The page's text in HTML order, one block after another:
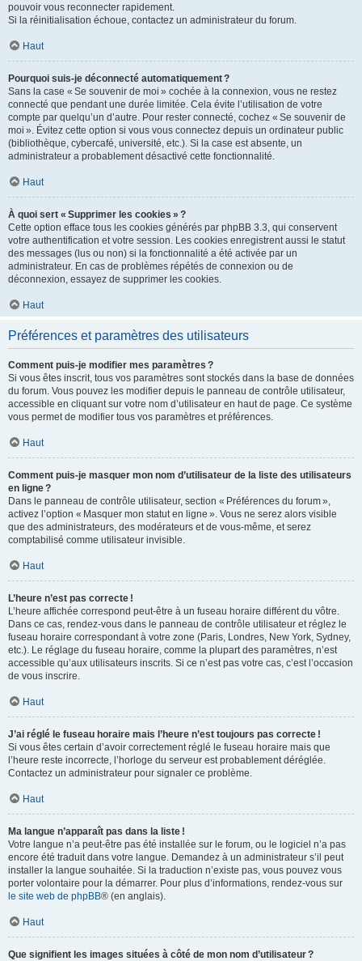
pouvoir vous reconnecter rapidement.
Si la réinitialisation échoue, contactez un administrateur du forum.
Haut
Pourquoi suis-je déconnecté automatiquement ?
Sans la case « Se souvenir de moi » cochée à la connexion, vous ne restez
connecté que pendant une durée limitée. Cela évite l’utilisation de votre
compte par quelqu’un d’autre. Pour rester connecté, cochez « Se souvenir de
moi ». Évitez cette option si vous vous connectez depuis un ordinateur public
(bibliothèque, cybercafé, université, etc.). Si la case est absente, un
administrateur a probablement désactivé cette fonctionnalité.
Haut
À quoi sert « Supprimer les cookies » ?
Cette option efface tous les cookies générés par phpBB 3.3, qui conservent
votre authentification et votre session. Les cookies enregistrent aussi le statut
des messages (lus ou non) si la fonctionnalité a été activée par un
administrateur. En cas de problèmes répétés de connexion ou de
déconnexion, essayez de supprimer les cookies.
Haut
Préférences et paramètres des utilisateurs
Comment puis-je modifier mes paramètres ?
Si vous êtes inscrit, tous vos paramètres sont stockés dans la base de données
du forum. Vous pouvez les modifier depuis le panneau de contrôle utilisateur,
accessible en cliquant sur votre nom d’utilisateur en haut de page. Ce système
vous permet de modifier tous vos paramètres et préférences.
Haut
Comment puis-je masquer mon nom d’utilisateur de la liste des utilisateurs
en ligne ?
Dans le panneau de contrôle utilisateur, section « Préférences du forum »,
activez l’option « Masquer mon statut en ligne ». Vous ne serez alors visible
que des administrateurs, des modérateurs et de vous-même, et serez
comptabilisé comme utilisateur invisible.
Haut
L’heure n’est pas correcte !
L’heure affichée correspond peut-être à un fuseau horaire différent du vôtre.
Dans ce cas, rendez-vous dans le panneau de contrôle utilisateur et réglez le
fuseau horaire correspondant à votre zone (Paris, Londres, New York, Sydney,
etc.). Le réglage du fuseau horaire, comme la plupart des paramètres, n’est
accessible qu’aux utilisateurs inscrits. Si ce n’est pas votre cas, c’est l’occasion
de vous inscrire.
Haut
J’ai réglé le fuseau horaire mais l’heure n’est toujours pas correcte !
Si vous êtes certain d’avoir correctement réglé le fuseau horaire mais que
l’heure reste incorrecte, l’horloge du serveur est probablement déréglée.
Contactez un administrateur pour signaler ce problème.
Haut
Ma langue n’apparaît pas dans la liste !
Votre langue n’a peut-être pas été installée sur le forum, ou le logiciel n’a pas
encore été traduit dans votre langue. Demandez à un administrateur s’il peut
installer la langue souhaitée. Si la traduction n’existe pas, vous pouvez vous
porter volontaire pour la démarrer. Pour plus d’informations, rendez-vous sur
le site web de phpBB® (en anglais).
Haut
Que signifient les images situées à côté de mon nom d’utilisateur ?